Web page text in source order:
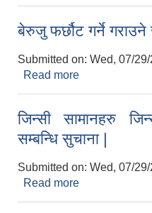
बेरुजु फर्छौट गर्ने
Submitted on: Wed, 07/
Read more
जिन्सी सामानहरु
सम्बन्धि सुचाना |
Submitted on: Wed, 07/
Read more